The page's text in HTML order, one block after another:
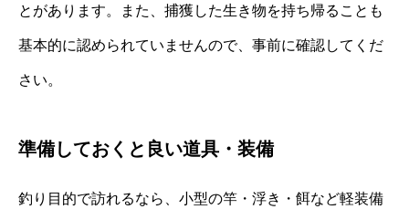
とがあります。また、捕獲した生き物を持ち帰ることも
基本的に認められていませんので、事前に確認してくだ
さい。
準備しておくと良い道具・装備
釣り目的で訪れるなら、小型の竿・浮き・餌など軽装備